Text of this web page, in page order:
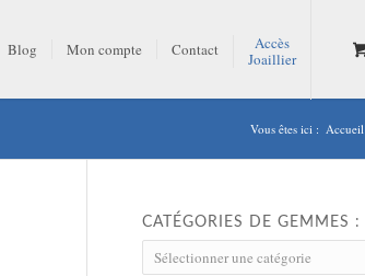
Blog Mon compte Contact
Accès
Joaillier
Vous êtes ici : Accueil
CATÉGORIES DE GEMMES :